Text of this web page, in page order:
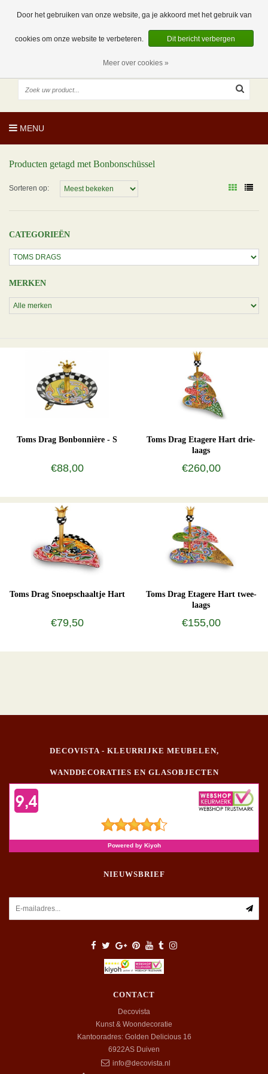
0 Artikelen
NL
EUR
MENU
Producten getagd met Bonbonschüssel
Sorteren op:
CATEGORIEËN
MERKEN
Toms Drag Bonbonnière - S
€88,00
Toms Drag Etagere Hart drie-
laags
€260,00
Toms Drag Snoepschaaltje Hart
€79,50
Toms Drag Etagere Hart twee-
laags
€155,00
DECOVISTA - KLEURRIJKE MEUBELEN,
WANDDECORATIES EN GLASOBJECTEN
NIEUWSBRIEF
CONTACT
Decovista
Kunst & Woondecoratie
Kantooradres: Golden Delicious 16
6922AS Duiven
info@decovista.nl
Door het gebruiken van onze website, ga je akkoord met het gebruik van
cookies om onze website te verbeteren. Dit bericht verbergen
Meer over cookies »